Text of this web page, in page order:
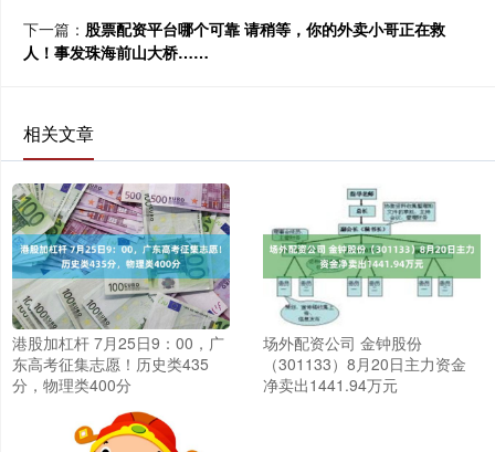
下一篇： 股票配资平台哪个可靠 请稍等，你的外卖小哥正在救
人！事发珠海前山大桥……
相关文章
港股加杠杆 7月25日9：00，广
东高考征集志愿！历史类435
分，物理类400分
场外配资公司 金钟股份
（301133）8月20日主力资金
净卖出1441.94万元